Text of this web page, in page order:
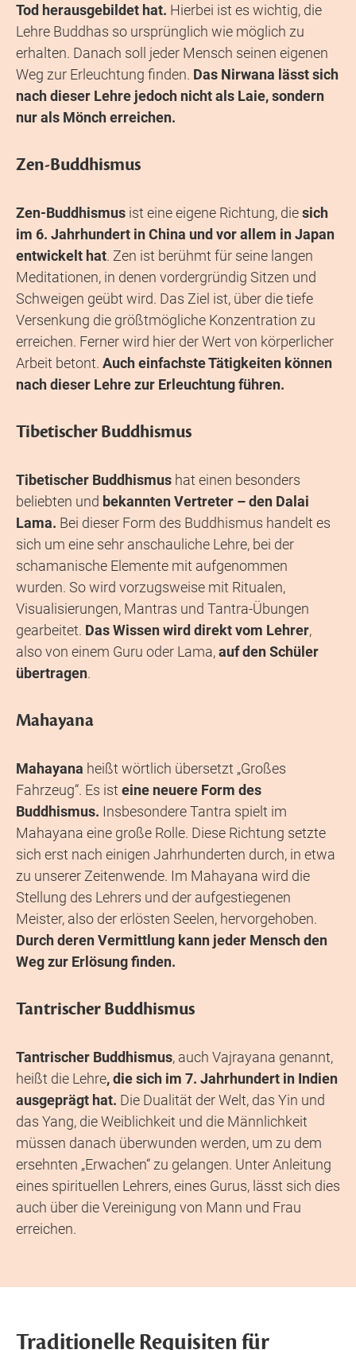
Tod herausgebildet hat. Hierbei ist es wichtig, die
Lehre Buddhas so ursprünglich wie möglich zu
erhalten. Danach soll jeder Mensch seinen eigenen
Weg zur Erleuchtung finden. Das Nirwana lässt sich
nach dieser Lehre jedoch nicht als Laie, sondern
nur als Mönch erreichen.
Zen-Buddhismus
Zen-Buddhismus ist eine eigene Richtung, diesich
im 6. Jahrhundert in China und vor allem in Japan
entwickelt hat. Zen ist berühmt für seine langen
Meditationen, in denen vordergründig Sitzen und
Schweigen geübt wird. Das Ziel ist, über die tiefe
Versenkung die größtmögliche Konzentration zu
erreichen. Ferner wird hier der Wert von körperlicher
Arbeit betont. Auch einfachste Tätigkeiten können
nach dieser Lehre zur Erleuchtung führen.
Tibetischer Buddhismus
Tibetischer Buddhismus hat einen besonders
beliebten und bekannten Vertreter – den Dalai
Lama. Bei dieser Form des Buddhismus handelt es
sich um eine sehr anschauliche Lehre, bei der
schamanische Elemente mit aufgenommen
wurden. So wird vorzugsweise mit Ritualen,
Visualisierungen, Mantras und Tantra-Übungen
gearbeitet. Das Wissen wird direkt vom Lehrer,
also von einem Guru oder Lama,auf den Schüler
übertragen.
Mahayana
Mahayana heißt wörtlich übersetzt „Großes
Fahrzeug“. Es ist eine neuere Form des
Buddhismus. Insbesondere Tantra spielt im
Mahayana eine große Rolle. Diese Richtung setzte
sich erst nach einigen Jahrhunderten durch, in etwa
zu unserer Zeitenwende. Im Mahayana wird die
Stellung des Lehrers und der aufgestiegenen
Meister, also der erlösten Seelen, hervorgehoben.
Durch deren Vermittlung kann jeder Mensch den
Weg zur Erlösung finden.
Tantrischer Buddhismus
Tantrischer Buddhismus, auch Vajrayana genannt,
heißt die Lehre, die sich im 7. Jahrhundert in Indien
ausgeprägt hat. Die Dualität der Welt, das Yin und
das Yang, die Weiblichkeit und die Männlichkeit
müssen danach überwunden werden, um zu dem
ersehnten „Erwachen“ zu gelangen. Unter Anleitung
eines spirituellen Lehrers, eines Gurus, lässt sich dies
auch über die Vereinigung von Mann und Frau
erreichen.
Traditionelle Requisiten für